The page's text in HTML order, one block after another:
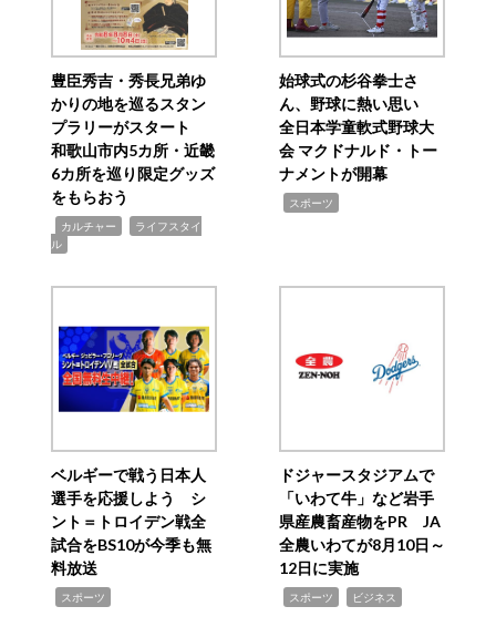
豊臣秀吉・秀長兄弟ゆ
かりの地を巡るスタン
プラリーがスタート
和歌山市内5カ所・近畿
6カ所を巡り限定グッズ
をもらおう
カルチャー
ライフスタイ
ル
始球式の杉谷拳士さ
ん、野球に熱い思い
全日本学童軟式野球大
会 マクドナルド・トー
ナメントが開幕
スポーツ
ベルギーで戦う日本人
選手を応援しよう シ
ント＝トロイデン戦全
試合をBS10が今季も無
料放送
スポーツ
ドジャースタジアムで
「いわて牛」など岩手
県産農畜産物をPR JA
全農いわてが8月10日～
12日に実施
スポーツ ビジネス